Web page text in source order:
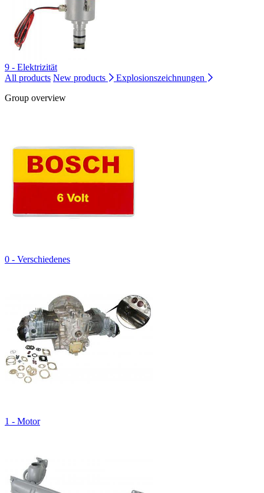
9 - Elektrizität
All products New products
Explosionszeichnungen
Group overview
0 - Verschiedenes
1 - Motor